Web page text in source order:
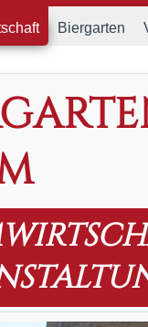
Biergarten